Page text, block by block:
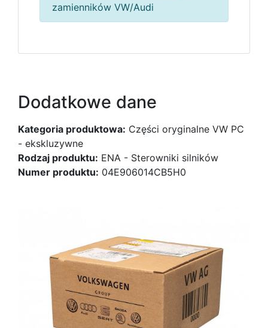
zamienników VW/Audi
Dodatkowe dane
Kategoria produktowa: Części oryginalne VW PC
- ekskluzywne
Rodzaj produktu: ENA - Sterowniki silników
Numer produktu: 04E906014CB5H0